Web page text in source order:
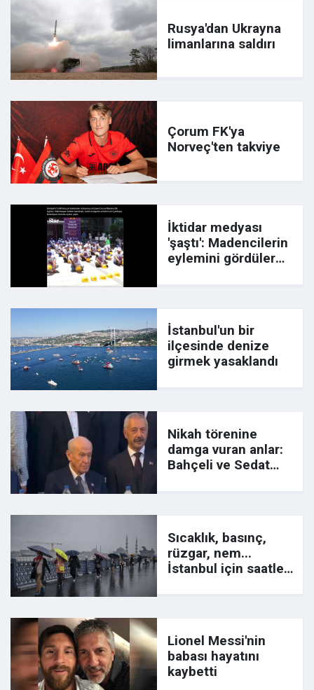
Rusya'dan Ukrayna
limanlarına saldırı
Çorum FK'ya
Norveç'ten takviye
İktidar medyası
'şaştı': Madencilerin
eylemini gördüler
İstanbul'un bir
ilçesinde denize
girmek yasaklandı
Nikah törenine
damga vuran anlar:
Bahçeli ve Sedat
Sıcaklık, basınç,
rüzgar, nem...
İstanbul için saatler
Lionel Messi'nin
babası hayatını
kaybetti